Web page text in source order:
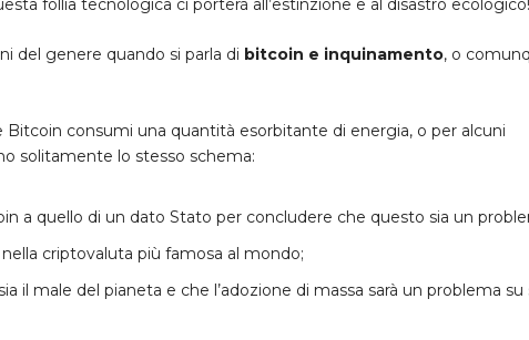
follia tecnologica ci porterà all’estinzione e al disastro
del genere quando si parla di bitcoin e inquinamento, o
consumi una quantità esorbitante di energia, o per alcuni
solitamente lo stesso schema:
a quello di un dato Stato per concludere che questo sia un
criptovaluta più famosa al mondo;
il male del pianeta e che l’adozione di massa sarà un problema su